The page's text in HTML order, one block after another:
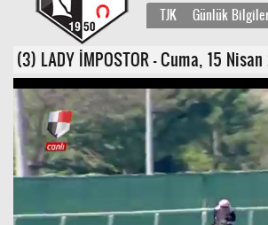
TJK Günlük
(3) LADY İMPOSTOR - Cuma, 15